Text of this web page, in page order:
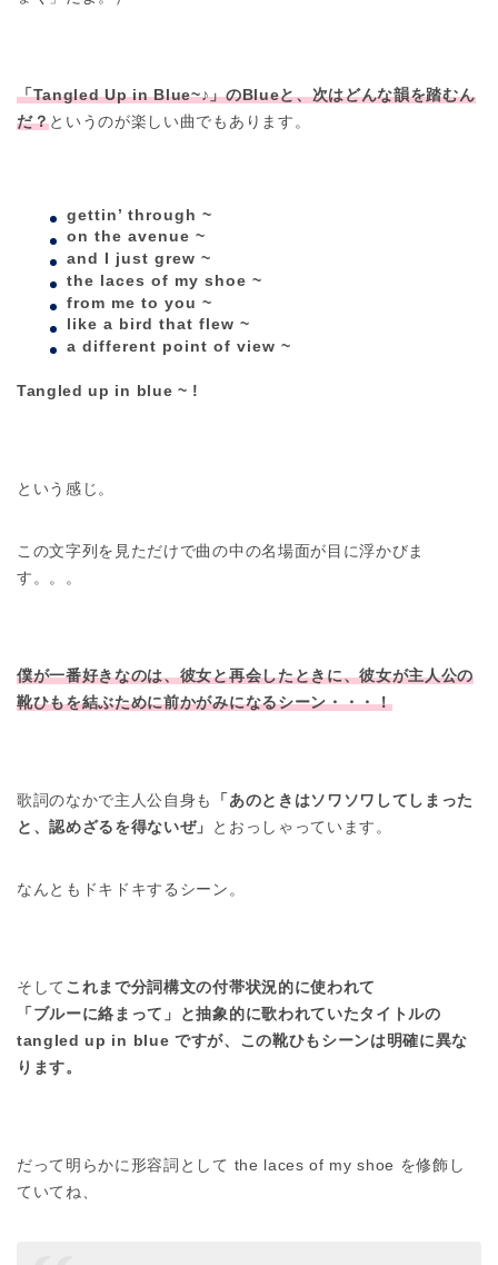
「Tangled Up in Blue~♪」のBlueと、次はどんな韻を踏むん
だ？というのが楽しい曲でもあります。
gettin’ through ~
on the avenue ~
and I just grew ~
the laces of my shoe ~
from me to you ~
like a bird that flew ~
a different point of view ~
Tangled up in blue ~ !
という感じ。
この文字列を見ただけで曲の中の名場面が目に浮かびま
す。。。
僕が一番好きなのは、彼女と再会したときに、彼女が主人公の
靴ひもを結ぶために前かがみになるシーン・・・！
歌詞のなかで主人公自身も
「あのときはソワソワしてしまった
と、認めざるを得ないぜ」
とおっしゃっています。
なんともドキドキするシーン。
そして これまで分詞構文の付帯状況的に使われて
「ブルーに絡まって」と抽象的に歌われていたタイトルの
tangled up in blue ですが、この靴ひもシーンは明確に異な
ります。
だって明らかに形容詞として the laces of my shoe を修飾し
ていてね、